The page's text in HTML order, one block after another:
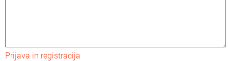
Prijava in registracija